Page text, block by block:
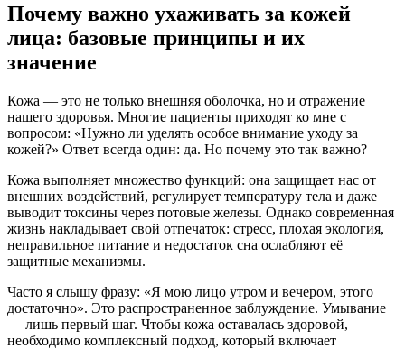
Почему важно ухаживать за кожей
лица: базовые принципы и их
значение
Кожа — это не только внешняя оболочка, но и отражение
нашего здоровья. Многие пациенты приходят ко мне с
вопросом: «Нужно ли уделять особое внимание уходу за
кожей?» Ответ всегда один: да. Но почему это так важно?
Кожа выполняет множество функций: она защищает нас от
внешних воздействий, регулирует температуру тела и даже
выводит токсины через потовые железы. Однако современная
жизнь накладывает свой отпечаток: стресс, плохая экология,
неправильное питание и недостаток сна ослабляют её
защитные механизмы.
Часто я слышу фразу: «Я мою лицо утром и вечером, этого
достаточно». Это распространенное заблуждение. Умывание
— лишь первый шаг. Чтобы кожа оставалась здоровой,
необходимо комплексный подход, который включает